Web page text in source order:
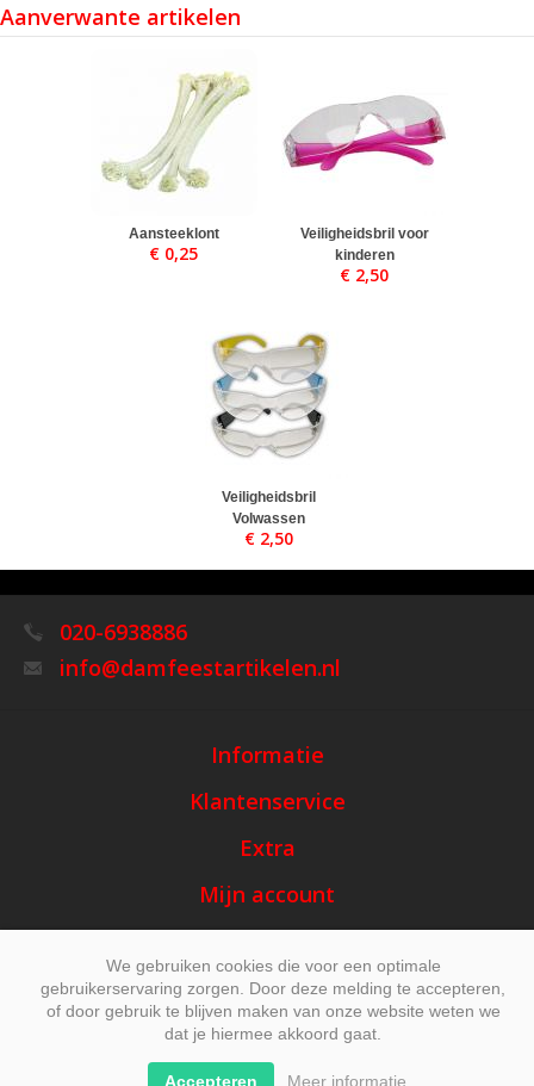
Aanverwante artikelen
Aansteeklont
€ 0,25
Veiligheidsbril voor
kinderen
€ 2,50
Veiligheidsbril
Volwassen
€ 2,50
020-6938886
info@damfeestartikelen.nl
Informatie
Klantenservice
Extra
Mijn account
We gebruiken cookies die voor een optimale
gebruikerservaring zorgen. Door deze melding te accepteren,
of door gebruik te blijven maken van onze website weten we
dat je hiermee akkoord gaat.
Accepteren Meer informatie